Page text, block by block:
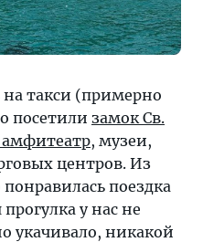
на такси (примерно
посетили замок Св.
амфитеатр, музеи,
центров. Из
поездка
у нас не
укачивало, никакой